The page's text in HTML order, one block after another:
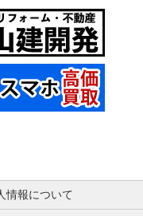
情報について